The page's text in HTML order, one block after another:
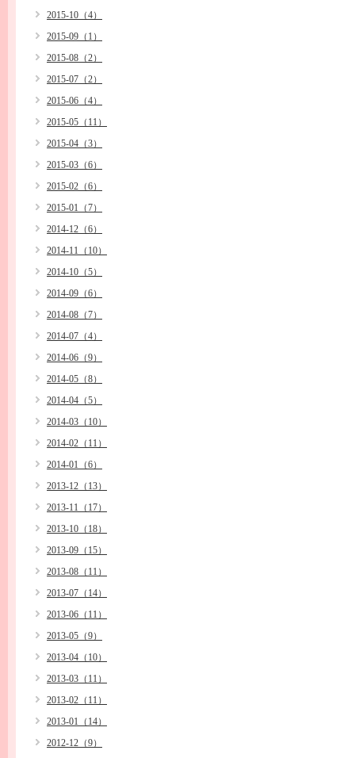
2015-10（4）
2015-09（1）
2015-08（2）
2015-07（2）
2015-06（4）
2015-05（11）
2015-04（3）
2015-03（6）
2015-02（6）
2015-01（7）
2014-12（6）
2014-11（10）
2014-10（5）
2014-09（6）
2014-08（7）
2014-07（4）
2014-06（9）
2014-05（8）
2014-04（5）
2014-03（10）
2014-02（11）
2014-01（6）
2013-12（13）
2013-11（17）
2013-10（18）
2013-09（15）
2013-08（11）
2013-07（14）
2013-06（11）
2013-05（9）
2013-04（10）
2013-03（11）
2013-02（11）
2013-01（14）
2012-12（9）